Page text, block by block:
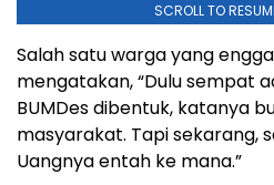
SCROLL TO
Salah satu warga yang
mengatakan, “Dulu sempat
BUMDes dibentuk, katanya
masyarakat. Tapi sekarang,
Uangnya entah ke mana.”